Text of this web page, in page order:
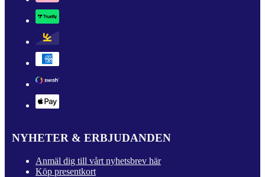
NYHETER & ERBJUDANDEN
Anmäl dig till vårt nyhetsbrev här
Köp presentkort